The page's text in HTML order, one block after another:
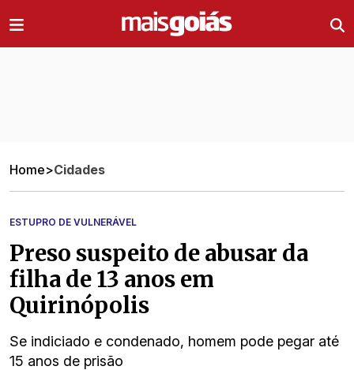
Home>Cidades
ESTUPRO DE VULNERÁVEL
Preso suspeito de abusar da
filha de 13 anos em
Quirinópolis
Se indiciado e condenado, homem pode pegar até
15 anos de prisão